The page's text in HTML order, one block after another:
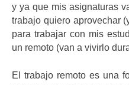
y ya que mis asignaturas
trabajo quiero aprovechar
para trabajar con mis
un remoto (van a vivirlo
El trabajo remoto es una